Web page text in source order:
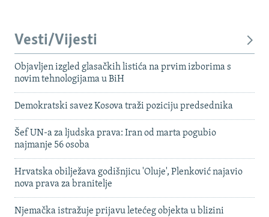
Vesti/Vijesti
Objavljen izgled glasačkih listića na prvim izborima s
novim tehnologijama u BiH
Demokratski savez Kosova traži poziciju predsednika
Šef UN-a za ljudska prava: Iran od marta pogubio
najmanje 56 osoba
Hrvatska obilježava godišnjicu 'Oluje', Plenković najavio
nova prava za branitelje
Njemačka istražuje prijavu letećeg objekta u blizini